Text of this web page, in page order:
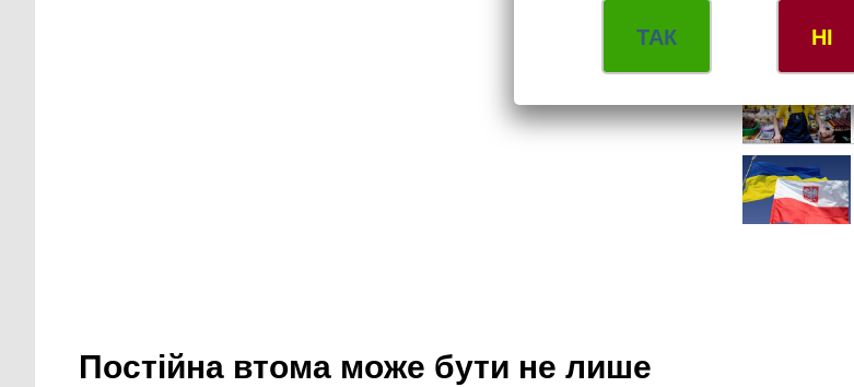
Постійна втома може бути не лише
ТАК НІ